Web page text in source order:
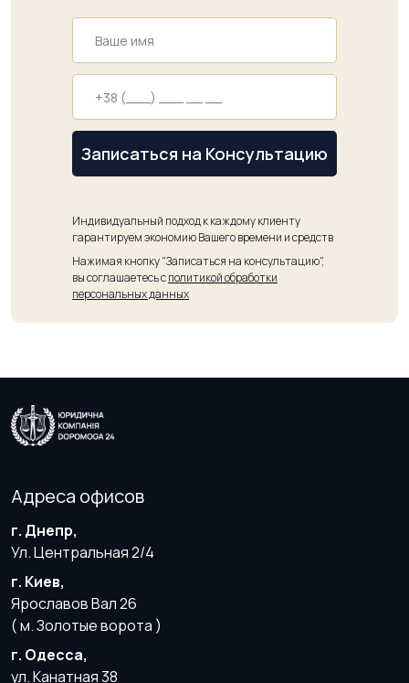
Записаться на Консультацию
Индивидуальный подход к каждому клиенту
гарантируем экономию Вашего времени и средств
Нажимая кнопку "Записаться на консультацию",
вы соглашаетесь сполитикой обработки
персональных данных
Адреса офисов
г. Днепр,
Ул. Центральная 2/4
г. Киев,
Ярославов Вал 26
( м. Золотые ворота )
г. Одесса,
ул. Канатная 38